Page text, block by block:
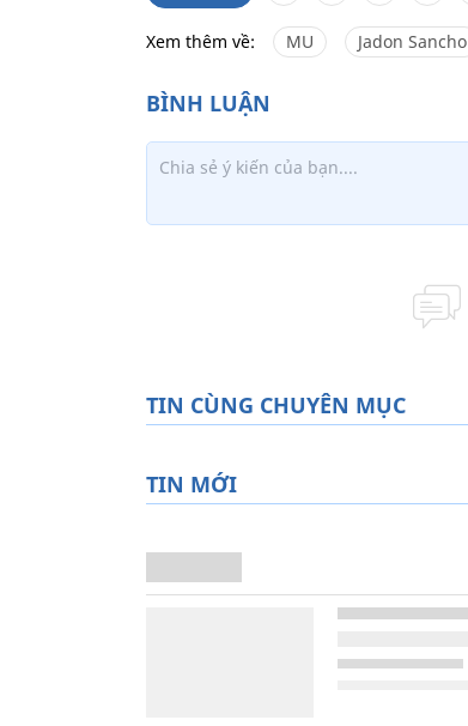
Xem thêm về: MU Jadon Sancho
TIN CÙNG CHUYÊN MỤC
TIN MỚI